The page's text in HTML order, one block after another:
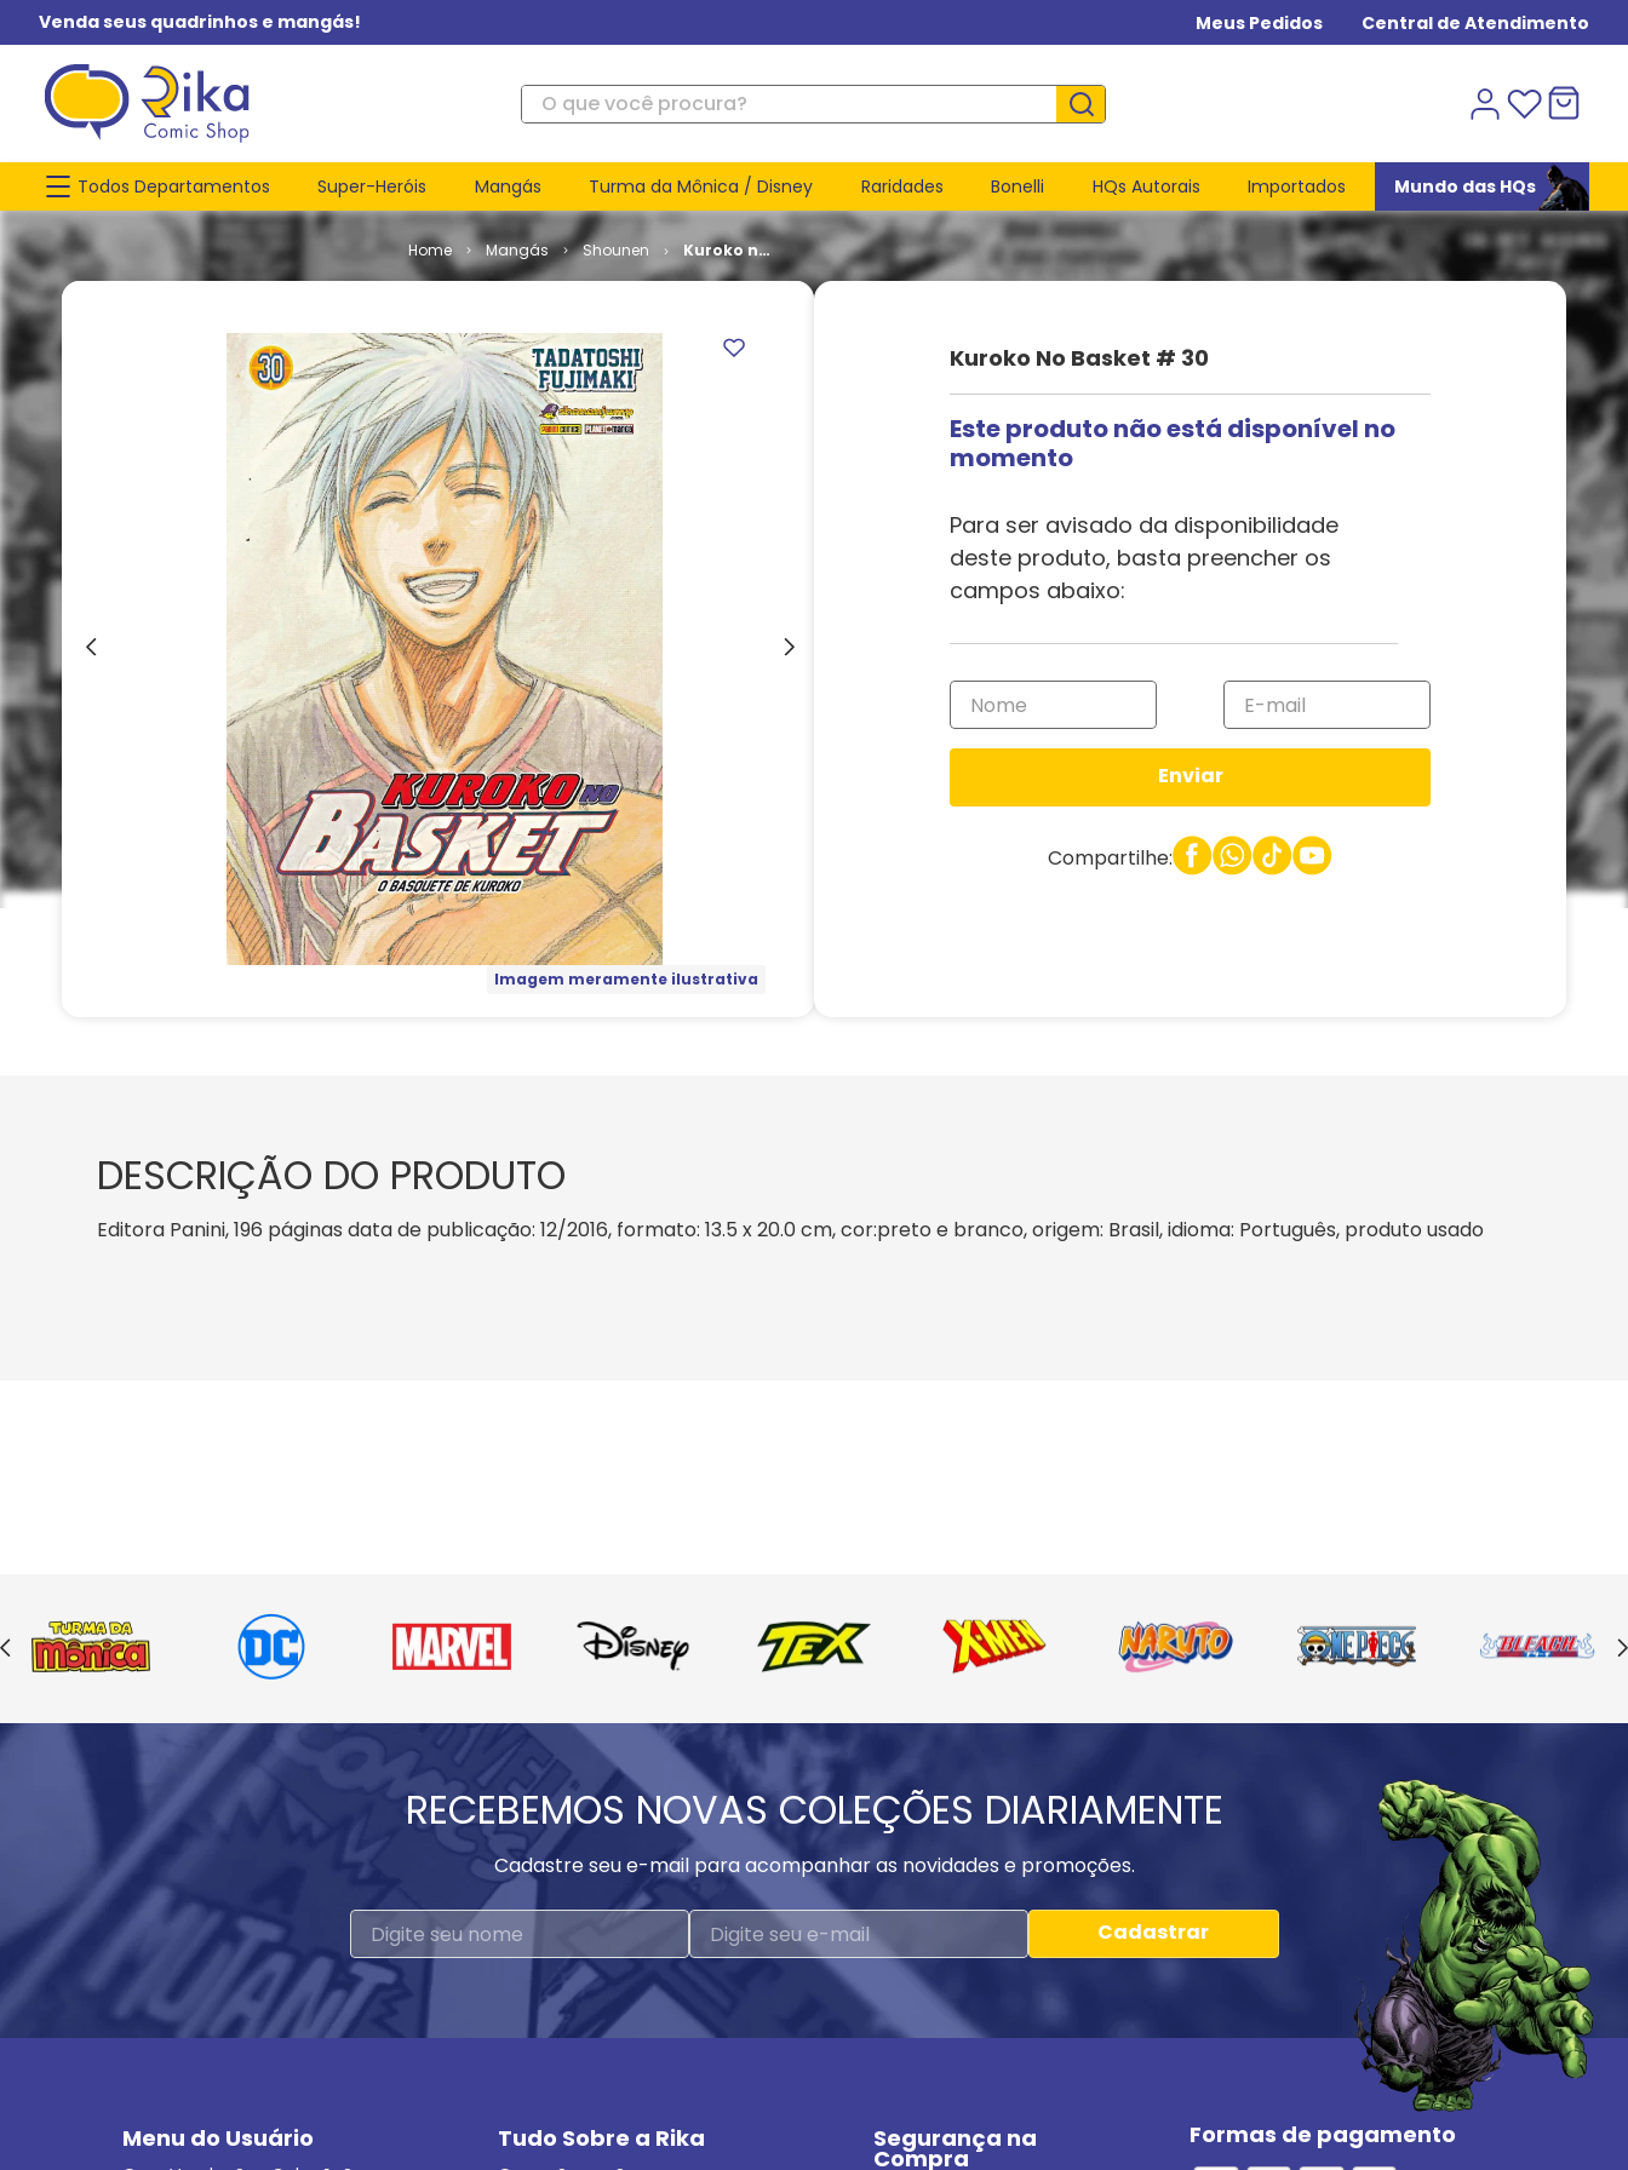
Venda seus quadrinhos e mangás! Meus Pedidos Central de Atendimento
O que você procura?
Todos Departamentos Super-Heróis Mangás Turma da Mônica / Disney Raridades Bonelli HQs Autorais Importados Mundo das HQs
Mangás Shounen
Kuroko no
Basket #
Imagem meramente ilustrativa
Kuroko No Basket # 30
Este produto não está disponível no
momento
Para ser avisado da disponibilidade
deste produto, basta preencher os
campos abaixo:
Enviar
Compartilhe:
DESCRIÇÃO DO PRODUTO
Editora Panini, 196 páginas data de publicação: 12/2016, formato: 13.5 x 20.0 cm, cor:preto e branco, origem: Brasil, idioma: Português, produto usado
RECEBEMOS NOVAS COLEÇÕES DIARIAMENTE
Cadastre seu e-mail para acompanhar as novidades e promoções.
Cadastrar
Menu do Usuário Tudo Sobre a Rika Segurança na
Compra
Formas de pagamento